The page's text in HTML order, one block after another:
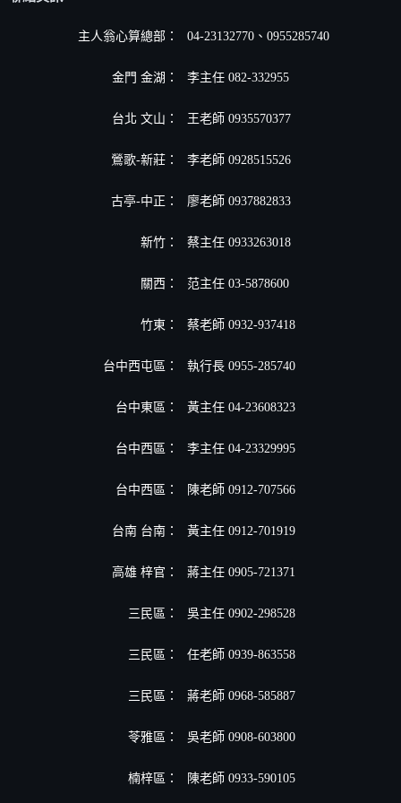
主人翁心算總部： 04-23132770、0955285740
金門 金湖： 李主任 082-332955
台北 文山： 王老師 0935570377
鶯歌-新莊： 李老師 0928515526
古亭-中正： 廖老師 0937882833
新竹： 蔡主任 0933263018
關西： 范主任 03-5878600
竹東： 蔡老師 0932-937418
台中西屯區： 執行長 0955-285740
台中東區： 黃主任 04-23608323
台中西區： 李主任 04-23329995
台中西區： 陳老師 0912-707566
台南 台南： 黃主任 0912-701919
高雄 梓官： 蔣主任 0905-721371
三民區： 吳主任 0902-298528
三民區： 任老師 0939-863558
三民區： 蔣老師 0968-585887
苓雅區： 吳老師 0908-603800
楠梓區： 陳老師 0933-590105